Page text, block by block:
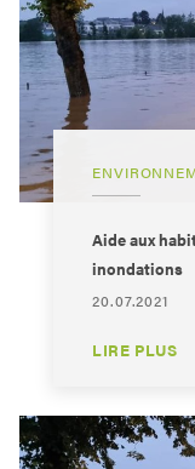
Aide aux
inondations
20.07.2021
LIRE PLUS